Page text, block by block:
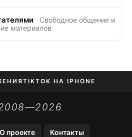
Свободное общение и
материалов
TIKTOK НА IPHONE
О проекте Контакты